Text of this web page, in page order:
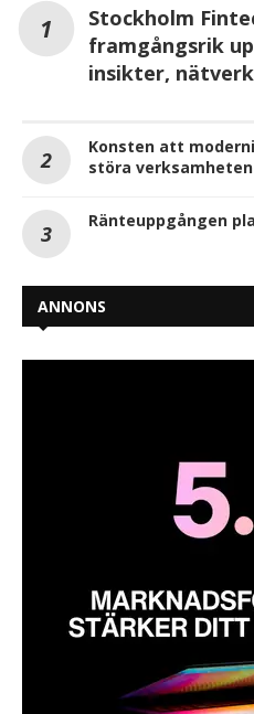
Stockholm
framgångsrik
insikter,
Konsten att
störa verksamheten
Ränteuppgången
ANNONS